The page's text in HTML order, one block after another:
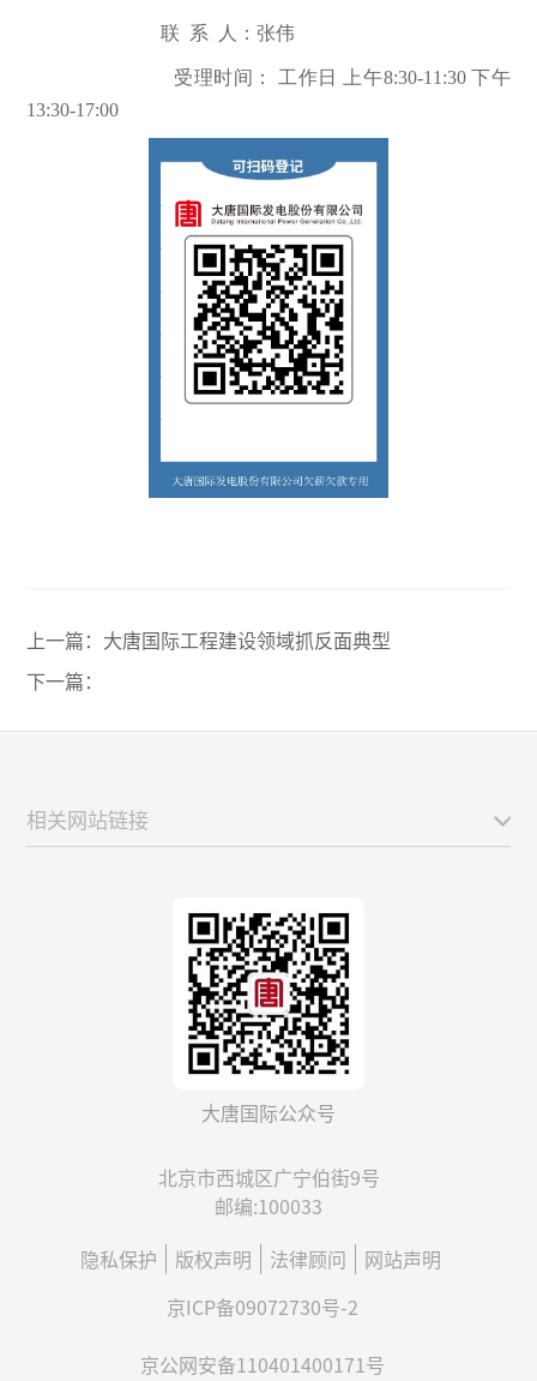
联 系 人：张伟
受理时间： 工作日 上午8:30-11:30 下午
13:30-17:00
上一篇： 大唐国际工程建设领域抓反面典型
下一篇：
大唐国际公众号
北京市西城区广宁伯街9号
邮编:100033
隐私保护
版权声明 法律顾问
网站声明
京ICP备09072730号-2
京公网安备110401400171号
相关网站链接